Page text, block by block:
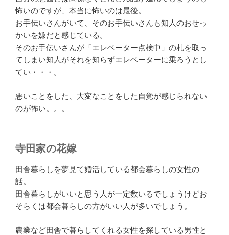
怖いのですが、本当に怖いのは最後。
お手伝いさんがいて、そのお手伝いさんも知人のおせっ
かいを嫌だと感じている。
そのお手伝いさんが「エレベーター点検中」の札を取っ
てしまい知人がそれを知らずエレベーターに乗ろうとし
てい・・・。
悪いことをした、大変なことをした自覚が感じられない
のが怖い。。。
寺田家の花嫁
田舎暮らしを夢見て婚活している都会暮らしの女性の
話。
田舎暮らしがいいと思う人が一定数いるでしょうけどお
そらくは都会暮らしの方がいい人が多いでしょう。
農業など田舎で暮らしてくれる女性を探している男性と